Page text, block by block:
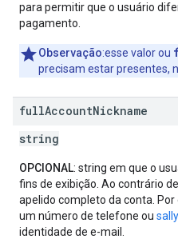
para permitir que o usuário
pagamento.
Observação:esse valor ou
precisam estar presentes,
fullAccountNickname
string
OPCIONAL: string em que o
fins de exibição. Ao contrário de
apelido completo da conta. Por
um número de telefone ou
identidade de e-mail.